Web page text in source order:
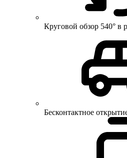
Круговой обзор 540° в
Бесконтактное